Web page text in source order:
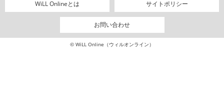
WiLL Onlineとは サイトポリシー
お問い合わせ
© WiLL Online（ウィルオンライン）